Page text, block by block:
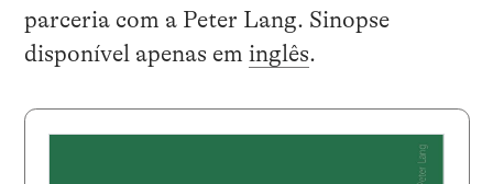
parceria com a Peter Lang. Sinopse
disponível apenas em inglês.